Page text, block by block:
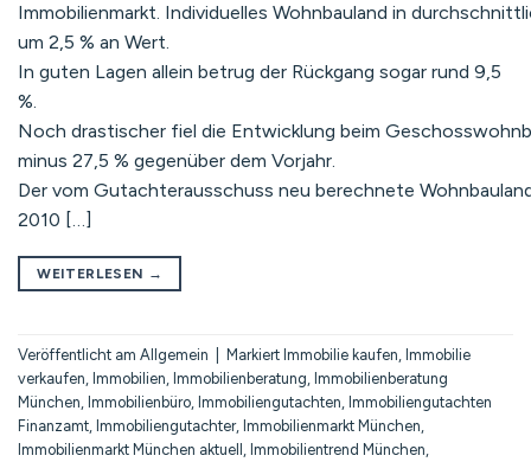
Immobilienmarkt. Individuelles Wohnbauland in
um 2,5 % an Wert.
In guten Lagen allein betrug der Rückgang sogar rund 9,5
%.
Noch drastischer fiel die Entwicklung beim
minus 27,5 % gegenüber dem Vorjahr.
Der vom Gutachterausschuss neu berechnete
2010 […]
WEITERLESEN →
Veröffentlicht am Allgemein Markiert Immobilie kaufen Immobilie
verkaufen Immobilien Immobilienberatung Immobilienberatung
München Immobilienbüro Immobiliengutachten Immobiliengutachten
Finanzamt Immobiliengutachter, Immobilienmarkt München
Immobilienmarkt München aktuell Immobilientrend München